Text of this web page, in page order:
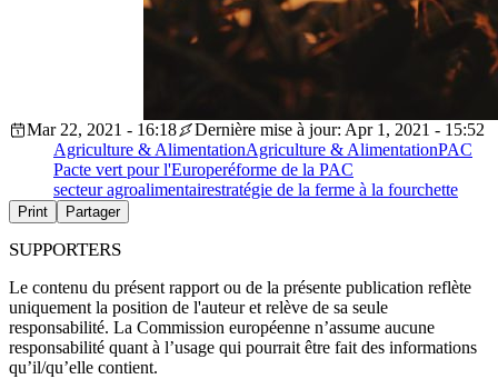
Mar 22, 2021 - 16:18
Dernière mise à jour: Apr 1, 2021 - 15:52
Agriculture & AlimentationAgriculture & AlimentationPAC
Pacte vert pour l'Europeréforme de la PAC
secteur agroalimentairestratégie de la ferme à la fourchette
Print Partager
SUPPORTERS
Le contenu du présent rapport ou de la présente publication reflète
uniquement la position de l'auteur et relève de sa seule
responsabilité. La Commission européenne n’assume aucune
responsabilité quant à l’usage qui pourrait être fait des informations
qu’il/qu’elle contient.